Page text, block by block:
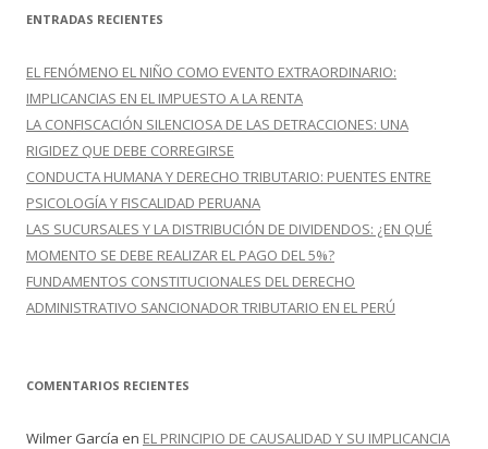
c
r
:
ENTRADAS RECIENTES
EL FENÓMENO EL NIÑO COMO EVENTO EXTRAORDINARIO:
IMPLICANCIAS EN EL IMPUESTO A LA RENTA
LA CONFISCACIÓN SILENCIOSA DE LAS DETRACCIONES: UNA
RIGIDEZ QUE DEBE CORREGIRSE
CONDUCTA HUMANA Y DERECHO TRIBUTARIO: PUENTES ENTRE
PSICOLOGÍA Y FISCALIDAD PERUANA
LAS SUCURSALES Y LA DISTRIBUCIÓN DE DIVIDENDOS: ¿EN QUÉ
MOMENTO SE DEBE REALIZAR EL PAGO DEL 5%?
FUNDAMENTOS CONSTITUCIONALES DEL DERECHO
ADMINISTRATIVO SANCIONADOR TRIBUTARIO EN EL PERÚ
COMENTARIOS RECIENTES
Wilmer García en EL PRINCIPIO DE CAUSALIDAD Y SU IMPLICANCIA